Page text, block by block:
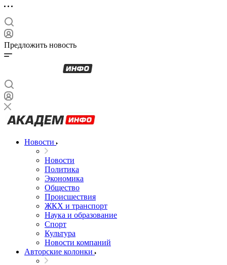
Предложить новость
Новости
Новости
Политика
Экономика
Общество
Происшествия
ЖКХ и транспорт
Наука и образование
Спорт
Культура
Новости компаний
Авторские колонки